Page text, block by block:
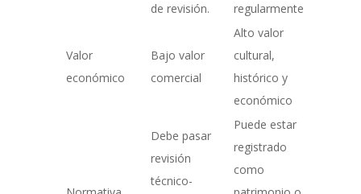
de revisión.
regularmente
Valor
económico
Bajo valor
comercial
Alto valor
cultural,
histórico y
económico
Debe pasar
revisión
técnico-
Puede estar
registrado
como